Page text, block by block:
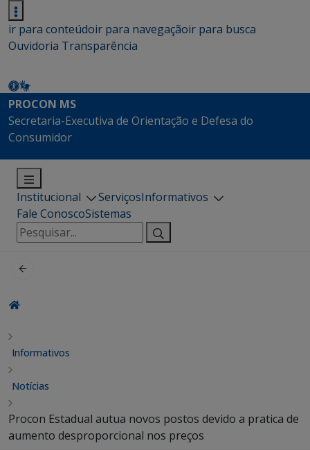
ir para conteúdoir para navegaçãoir para busca
Ouvidoria Transparência
PROCON MS
Secretaria-Executiva de Orientação e Defesa do
Consumidor
Institucional ServiçosInformativos
Fale ConoscoSistemas
Pesquisar
por:
Informativos
Notícias
Procon Estadual autua novos postos devido a pratica de
aumento desproporcional nos preços